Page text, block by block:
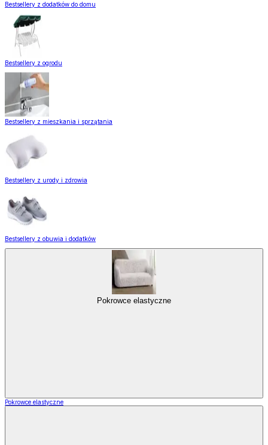
Bestsellery z dodatków do domu
Bestsellery z ogrodu
Bestsellery z mieszkania i sprzątania
Bestsellery z urody i zdrowia
Bestsellery z obuwia i dodatków
Pokrowce elastyczne
Pokrowce elastyczne